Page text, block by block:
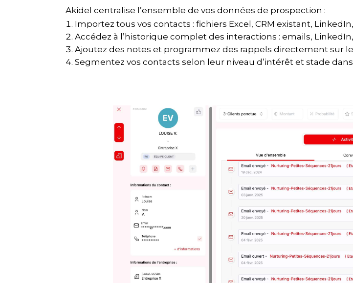
Akidel centralise l’ensemble de vos données de prospection :
Importez tous vos contacts : fichiers Excel, CRM existant,
Accédez à l’historique complet des interactions : emails,
Ajoutez des notes et programmez des rappels directement sur
Segmentez vos contacts selon leur niveau d’intérêt et stade